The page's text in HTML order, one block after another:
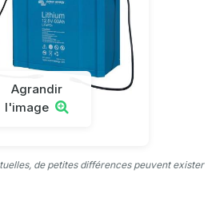
Agrandir
l'image
de petites différences peuvent exister